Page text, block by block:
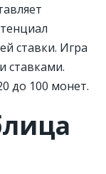
ставки. Игра
ставками.
до 100 монет.